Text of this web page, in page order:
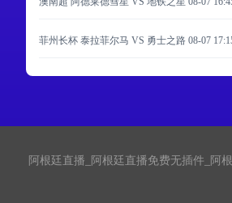
菲州长杯 泰拉菲尔马 VS 勇士之路 08-07
阿根廷直播_阿根廷直播免费无插件_阿